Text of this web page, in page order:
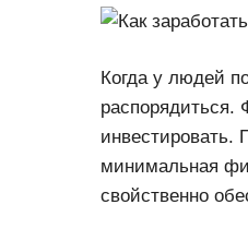
Когда у людей
распорядиться.
инвестировать.
минимальная
свойственно